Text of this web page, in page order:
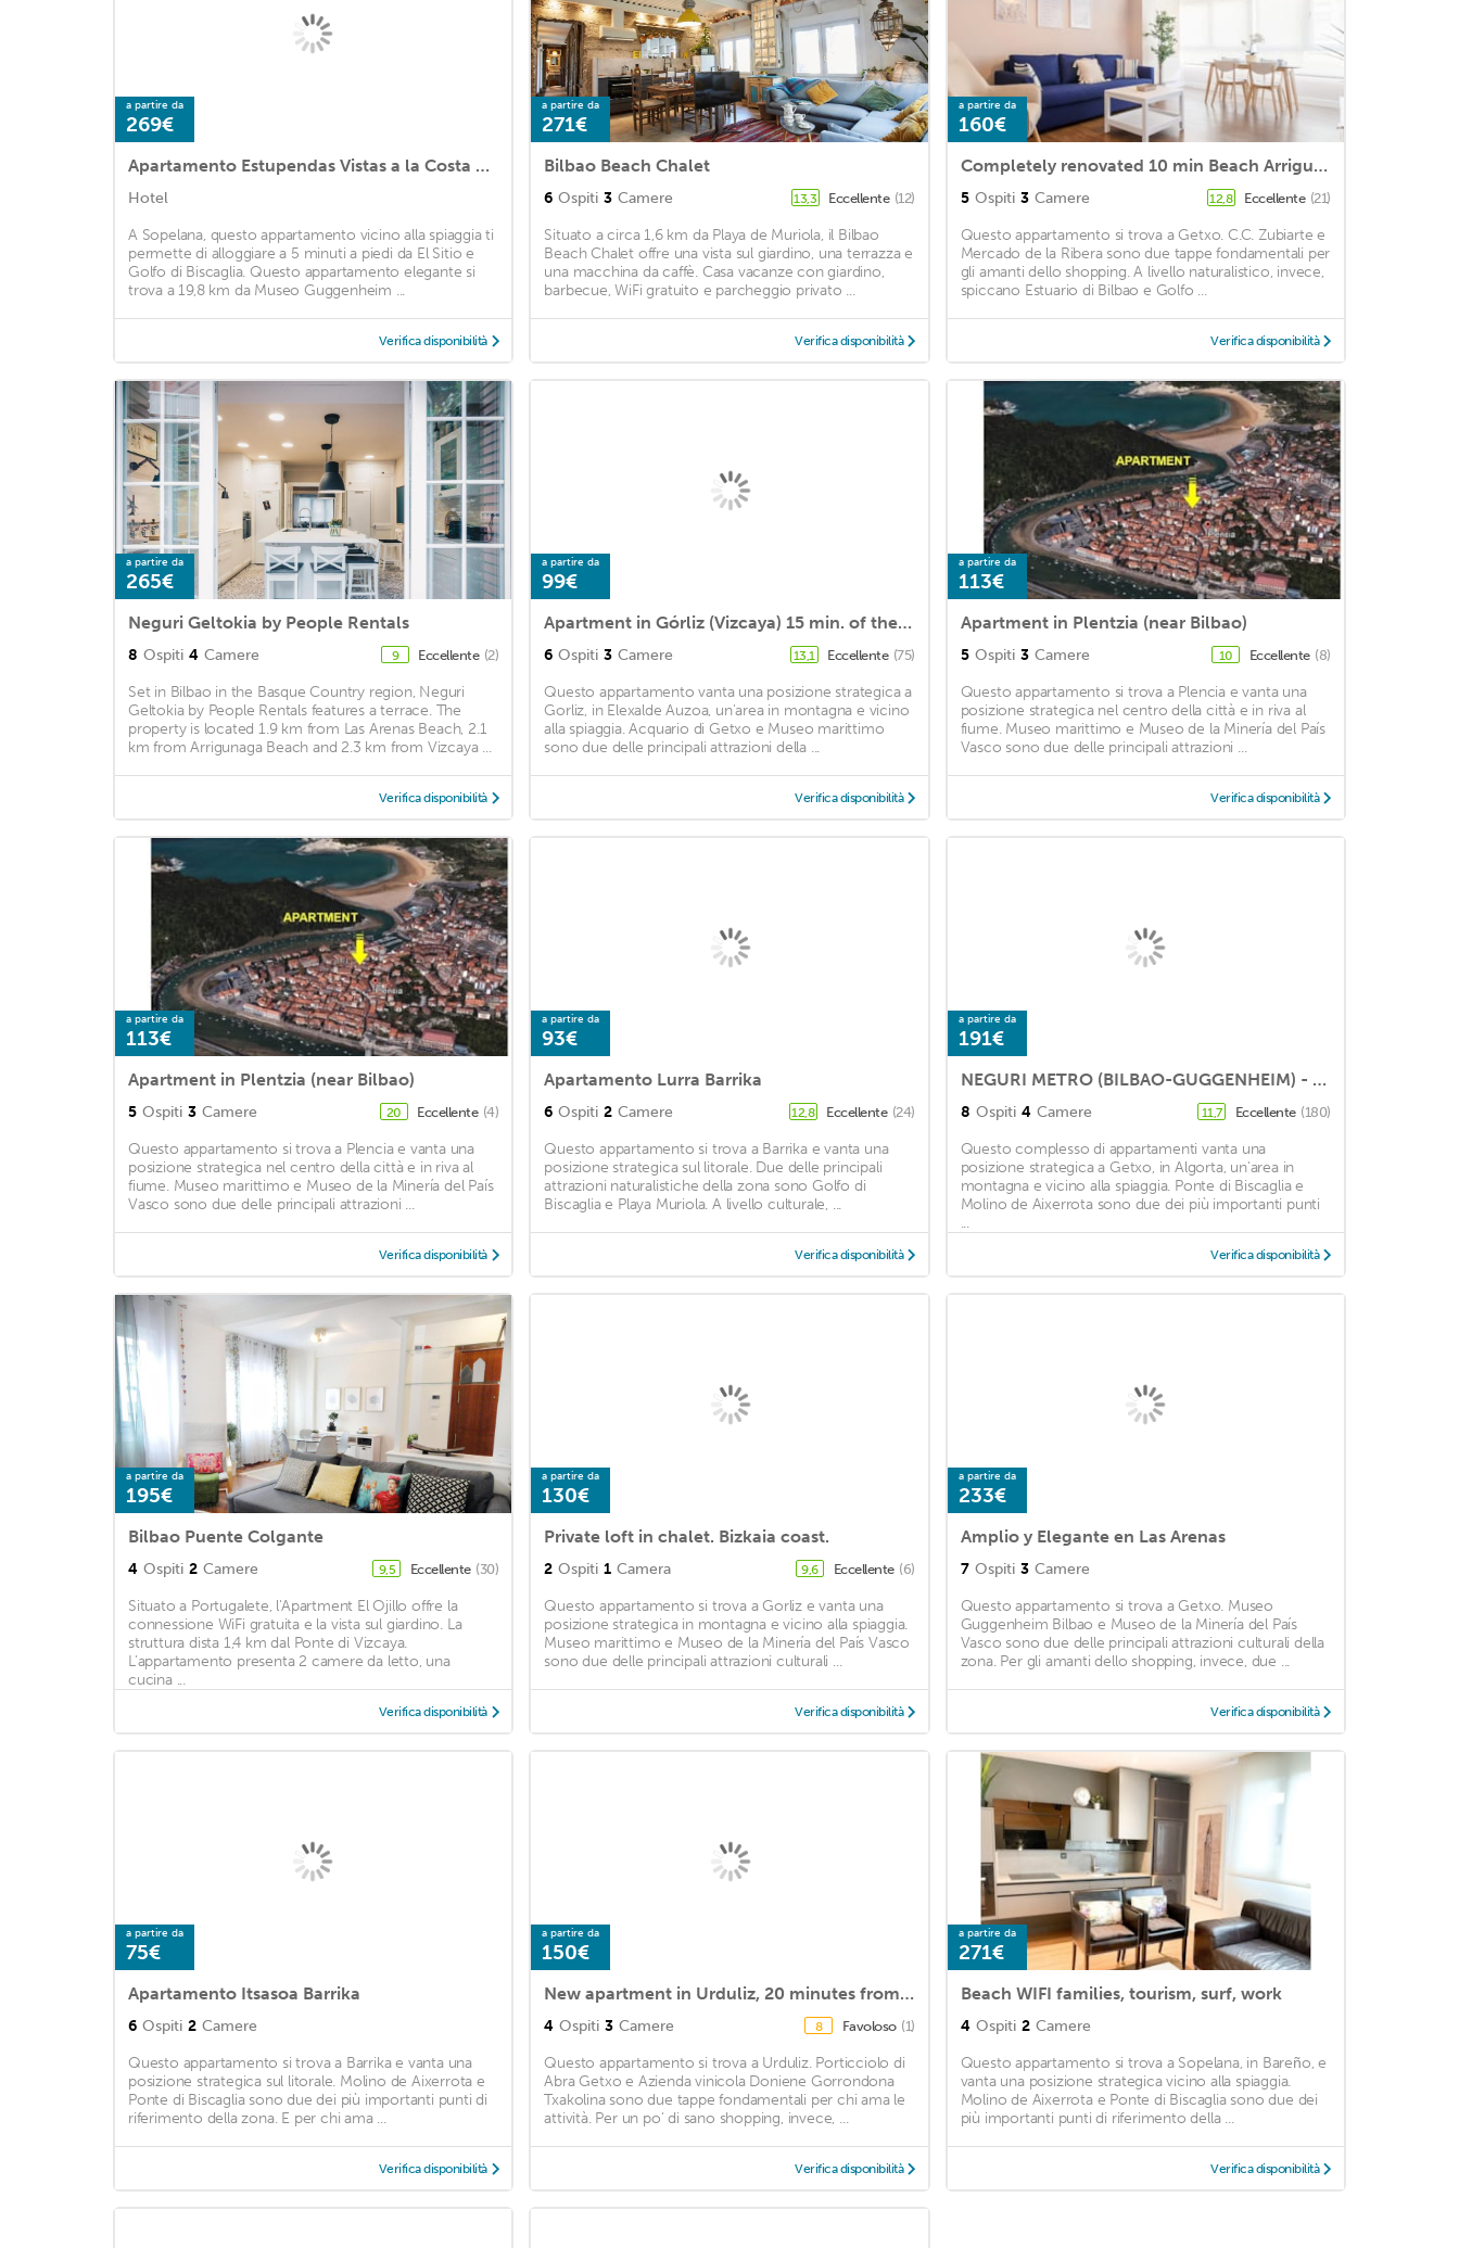
a partire da
269€
Apartamento Estupendas Vistas a la Costa by SH
Hotel
A Sopelana, questo appartamento vicino alla spiaggia ti
permette di alloggiare a 5 minuti a piedi da El Sitio e
Golfo di Biscaglia. Questo appartamento elegante si
trova a 19,8 km da Museo Guggenheim ...
Verifica disponibilità
a partire da
271€
Bilbao Beach Chalet
6 Ospiti 3 Camere 13,3 Eccellente (12)
Situato a circa 1,6 km da Playa de Muriola, il Bilbao
Beach Chalet offre una vista sul giardino, una terrazza e
una macchina da caffè. Casa vacanze con giardino,
barbecue, WiFi gratuito e parcheggio privato ...
Verifica disponibilità
a partire da
160€
Completely renovated 10 min Beach Arrigunaga
5 Ospiti 3 Camere 12,8 Eccellente (21)
Questo appartamento si trova a Getxo. C.C. Zubiarte e
Mercado de la Ribera sono due tappe fondamentali per
gli amanti dello shopping. A livello naturalistico, invece,
spiccano Estuario di Bilbao e Golfo ...
Verifica disponibilità
a partire da
265€
Neguri Geltokia by People Rentals
8 Ospiti 4 Camere 9 Eccellente (2)
Set in Bilbao in the Basque Country region, Neguri
Geltokia by People Rentals features a terrace. The
property is located 1.9 km from Las Arenas Beach, 2.1
km from Arrigunaga Beach and 2.3 km from Vizcaya ...
Verifica disponibilità
a partire da
99€
Apartment in Górliz (Vizcaya) 15 min. of the beach
6 Ospiti 3 Camere 13,1 Eccellente (75)
Questo appartamento vanta una posizione strategica a
Gorliz, in Elexalde Auzoa, un'area in montagna e vicino
alla spiaggia. Acquario di Getxo e Museo marittimo
sono due delle principali attrazioni della ...
Verifica disponibilità
a partire da
113€
Apartment in Plentzia (near Bilbao)
5 Ospiti 3 Camere 10 Eccellente (8)
Questo appartamento si trova a Plencia e vanta una
posizione strategica nel centro della città e in riva al
fiume. Museo marittimo e Museo de la Minería del País
Vasco sono due delle principali attrazioni ...
Verifica disponibilità
a partire da
113€
Apartment in Plentzia (near Bilbao)
5 Ospiti 3 Camere 20 Eccellente (4)
Questo appartamento si trova a Plencia e vanta una
posizione strategica nel centro della città e in riva al
fiume. Museo marittimo e Museo de la Minería del País
Vasco sono due delle principali attrazioni ...
Verifica disponibilità
a partire da
93€
Apartamento Lurra Barrika
6 Ospiti 2 Camere 12,8 Eccellente (24)
Questo appartamento si trova a Barrika e vanta una
posizione strategica sul litorale. Due delle principali
attrazioni naturalistiche della zona sono Golfo di
Biscaglia e Playa Muriola. A livello culturale, ...
Verifica disponibilità
a partire da
191€
NEGURI METRO (BILBAO-GUGGENHEIM) - Ideal Families, WIFI
8 Ospiti 4 Camere 11,7 Eccellente (180)
Questo complesso di appartamenti vanta una
posizione strategica a Getxo, in Algorta, un'area in
montagna e vicino alla spiaggia. Ponte di Biscaglia e
Molino de Aixerrota sono due dei più importanti punti
...
Verifica disponibilità
a partire da
195€
Bilbao Puente Colgante
4 Ospiti 2 Camere 9,5 Eccellente (30)
Situato a Portugalete, l'Apartment El Ojillo offre la
connessione WiFi gratuita e la vista sul giardino. La
struttura dista 1,4 km dal Ponte di Vizcaya.
L'appartamento presenta 2 camere da letto, una
cucina ...
Verifica disponibilità
a partire da
130€
Private loft in chalet. Bizkaia coast.
2 Ospiti 1 Camera 9,6 Eccellente (6)
Questo appartamento si trova a Gorliz e vanta una
posizione strategica in montagna e vicino alla spiaggia.
Museo marittimo e Museo de la Minería del País Vasco
sono due delle principali attrazioni culturali ...
Verifica disponibilità
a partire da
233€
Amplio y Elegante en Las Arenas
7 Ospiti 3 Camere
Questo appartamento si trova a Getxo. Museo
Guggenheim Bilbao e Museo de la Minería del País
Vasco sono due delle principali attrazioni culturali della
zona. Per gli amanti dello shopping, invece, due ...
Verifica disponibilità
a partire da
75€
Apartamento Itsasoa Barrika
6 Ospiti 2 Camere
Questo appartamento si trova a Barrika e vanta una
posizione strategica sul litorale. Molino de Aixerrota e
Ponte di Biscaglia sono due dei più importanti punti di
riferimento della zona. E per chi ama ...
Verifica disponibilità
a partire da
150€
New apartment in Urduliz, 20 minutes from Bilbao and 10 minutes from the beach!
4 Ospiti 3 Camere 8 Favoloso (1)
Questo appartamento si trova a Urduliz. Porticciolo di
Abra Getxo e Azienda vinicola Doniene Gorrondona
Txakolina sono due tappe fondamentali per chi ama le
attività. Per un po' di sano shopping, invece, ...
Verifica disponibilità
a partire da
271€
Beach WIFI families, tourism, surf, work
4 Ospiti 2 Camere
Questo appartamento si trova a Sopelana, in Bareño, e
vanta una posizione strategica vicino alla spiaggia.
Molino de Aixerrota e Ponte di Biscaglia sono due dei
più importanti punti di riferimento della ...
Verifica disponibilità